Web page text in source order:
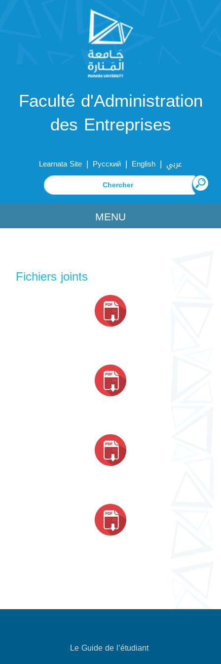
Faculté d'Administration
des Entreprises
Learnata Site | Русский | English | عربي
MENU
Fichiers joints
Le Guide de l’étudiant